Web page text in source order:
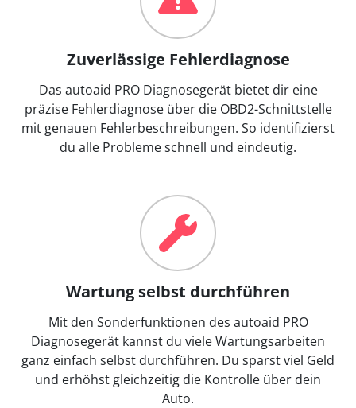
Zuverlässige Fehlerdiagnose
Das autoaid PRO Diagnosegerät bietet dir eine
präzise Fehlerdiagnose über die OBD2-Schnittstelle
mit genauen Fehlerbeschreibungen. So identifizierst
du alle Probleme schnell und eindeutig.
Wartung selbst durchführen
Mit den Sonderfunktionen des autoaid PRO
Diagnosegerät kannst du viele Wartungsarbeiten
ganz einfach selbst durchführen. Du sparst viel Geld
und erhöhst gleichzeitig die Kontrolle über dein
Auto.